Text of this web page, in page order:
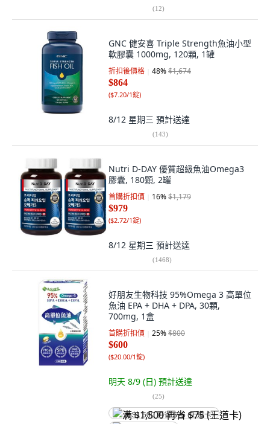
(12)
GNC 健安喜 Triple Strength魚油小型
軟膠囊 1000mg, 120顆, 1罐
折扣後價格 48%$1,674
$864
($7.20/1錠)
8/12 星期三 預計送達
(143)
Nutri D-DAY 優質超級魚油Omega3
膠囊, 180顆, 2罐
首購折扣價 16%$1,179
$979
($2.72/1錠)
8/12 星期三 預計送達
(1468)
好朋友生物科技 95%Omega 3 高單位
魚油 EPA + DHA + DPA, 30顆,
700mg, 1盒
首購折扣價 25%$800
$600
($20.00/1錠)
明天 8/9 (日) 預計送達
(25)
满 $1,500 再省 $75 (王道卡)